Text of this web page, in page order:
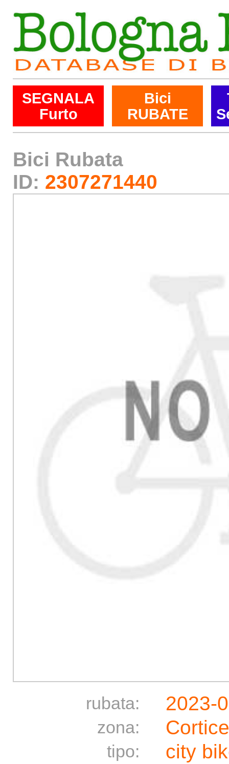
SEGNALA
Furto
Bici
RUBATE
Bici Rubata
ID: 2307271440
rubata: 2023-
zona:
tipo: city